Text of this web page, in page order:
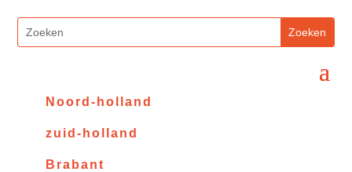
Noord-holland
zuid-holland
Brabant